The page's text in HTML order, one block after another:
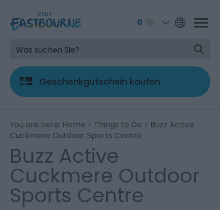
0
Geschenkgutschein kaufen
You are here: Home > Things to Do > Buzz Active
Cuckmere Outdoor Sports Centre
Buzz Active
Cuckmere Outdoor
Sports Centre